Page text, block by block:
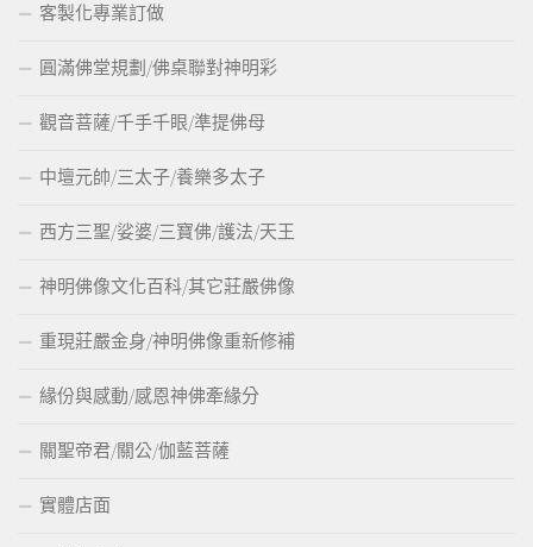
客製化專業訂做
圓滿佛堂規劃/佛桌聯對神明彩
觀音菩薩/千手千眼/準提佛母
中壇元帥/三太子/養樂多太子
西方三聖/娑婆/三寶佛/護法/天王
神明佛像文化百科/其它莊嚴佛像
重現莊嚴金身/神明佛像重新修補
緣份與感動/感恩神佛牽緣分
關聖帝君/關公/伽藍菩薩
實體店面